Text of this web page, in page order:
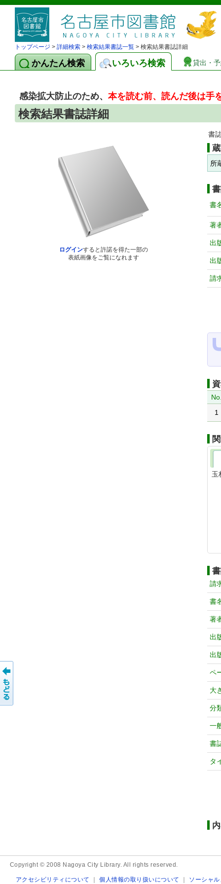
トップページ > 詳細検索 > 検索結果書誌一覧 > 検索結果書誌詳細
かんたん検索 いろいろ検索 貸出・
感染拡大防止のため、本を読む前、読んだ後は手
検索結果書誌詳細
ログインすると許諾を得た一部の
表紙画像をご覧になれます
書
所
書
著
出
出
請
1
玉
請
書
著
出
出
ペ
大
分
一
書
タ
Copyright © 2008 Nagoya City Library. All rights reserved.
アクセシビリティについて ｜個人情報の取り扱いについて ｜ ソーシャ